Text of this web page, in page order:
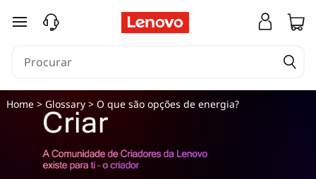
saltar para o conteúdo principal
Home> Glossary> O que são opções de energia?